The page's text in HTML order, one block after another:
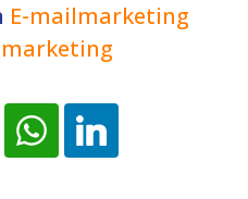
E-mailmarketing